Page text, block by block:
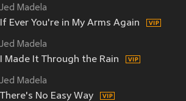
Jed Madela
If Ever You're in My Arms Again
Jed Madela
I Made It Through the Rain
Jed Madela
There's No Easy Way